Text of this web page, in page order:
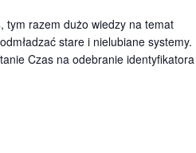
tym razem dużo wiedzy na temat
stare i nielubiane systemy.
Czas na odebranie identyfikatora